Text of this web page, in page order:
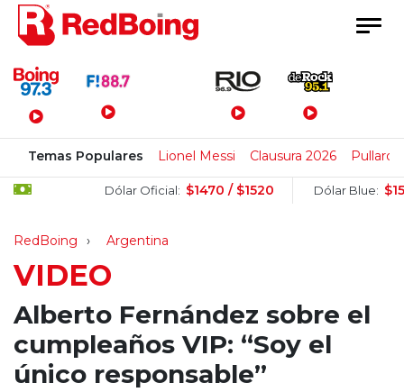
Menú Principal
Temas Populares Lionel Messi Clausura 2026 Pullaro
Dólar Oficial: $1470 / $1520 Dólar Blue: $1505 /
RedBoing Argentina
VIDEO
Alberto Fernández sobre el
cumpleaños VIP: “Soy el
único responsable”